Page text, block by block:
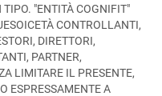
"ENTITÀ COGNIFIT"
CONTROLLANTI,
DIRETTORI,
PARTNER,
LIMITARE IL PRESENTE,
ESPRESSAMENTE A